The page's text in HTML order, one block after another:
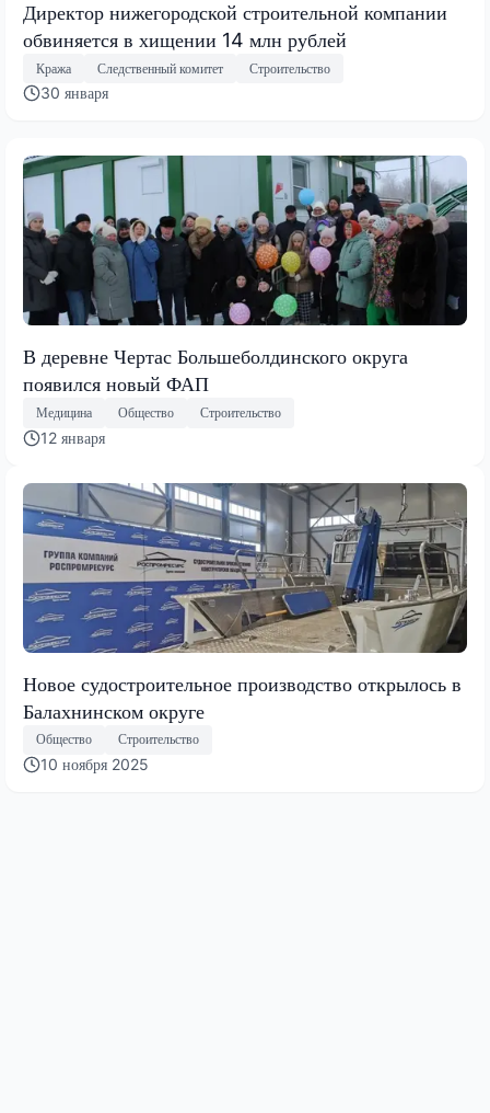
Директор нижегородской строительной компании
обвиняется в хищении 14 млн рублей
Кража Следственный комитет Строительство
30 января
В деревне Чертас Большеболдинского округа
появился новый ФАП
Медицина Общество Строительство
12 января
Новое судостроительное производство открылось в
Балахнинском округе
Общество Строительство
10 ноября 2025